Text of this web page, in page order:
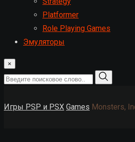
Platformer
Role Playing Games
Эмуляторы
×
Игры PSP и PSX Games Monsters,